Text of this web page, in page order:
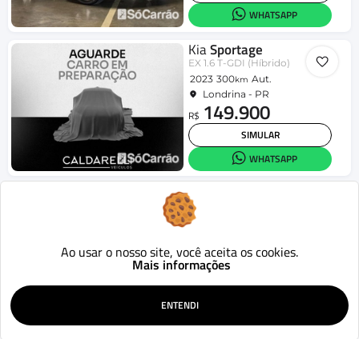
WHATSAPP
KiaSportage
EX 1.6 T-GDI (Híbrido)
2023 300km Aut.
Londrina - PR
R$ 149.900
SIMULAR
WHATSAPP
Kia
2.0 16V Aut.
2016
R$ 79.990
Ao usar o nosso site, você aceita os cookies.
Mais informações
ENTENDI